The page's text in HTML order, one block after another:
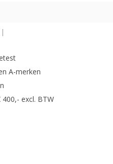
A-merken
excl. BTW